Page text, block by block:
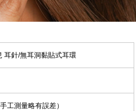
耳針/無耳洞黏貼式耳環
工測量略有誤差）